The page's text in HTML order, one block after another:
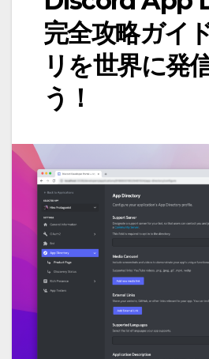
完全攻略ガイ
リを世界に発
う！